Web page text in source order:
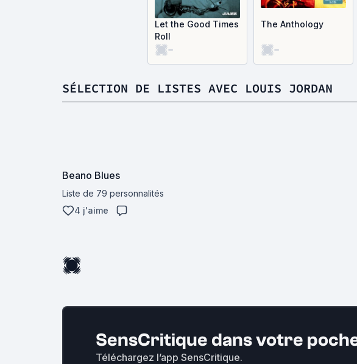
Let the Good Times
Roll
-
The Anthology
-
SÉLECTION DE LISTES AVEC LOUIS JORDAN
Beano Blues
Liste de 79 personnalités
4 j'aime
SensCritique dans votre
Téléchargez l’app SensCritique.